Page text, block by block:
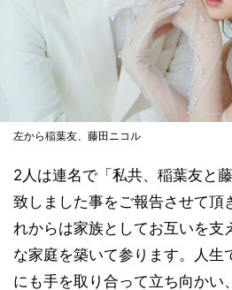
左から稲葉友、藤田ニコル
2人は連名で「私共、稲葉友と
致しました事をご報告させて頂
れからは家族としてお互いを支
な家庭を築いて参ります。人生
にも手を取り合って立ち向かい